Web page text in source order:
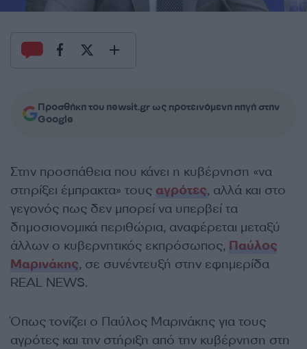
Προσθήκη του newsit.gr ως προτεινόμενη πηγή στην
Google
Στην προσπάθεια που κάνει η κυβέρνηση «να
στηρίξει έμπρακτα» τους αγρότες, αλλά και στο
γεγονός πως δεν μπορεί να υπερβεί τα
δημοσιονομικά περιθώρια, αναφέρεται μεταξύ
άλλων ο κυβερνητικός εκπρόσωπος, Παύλος
Μαρινάκης, σε συνέντευξή στην εφημερίδα
REAL NEWS.
Όπως τονίζει ο Παύλος Μαρινάκης για τους
αγρότες και την στήριξη από την κυβέρνηση στη